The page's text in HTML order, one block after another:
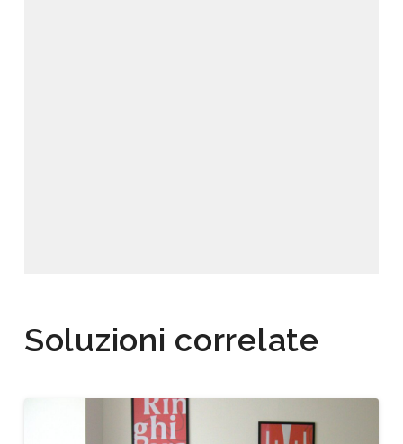
Soluzioni correlate